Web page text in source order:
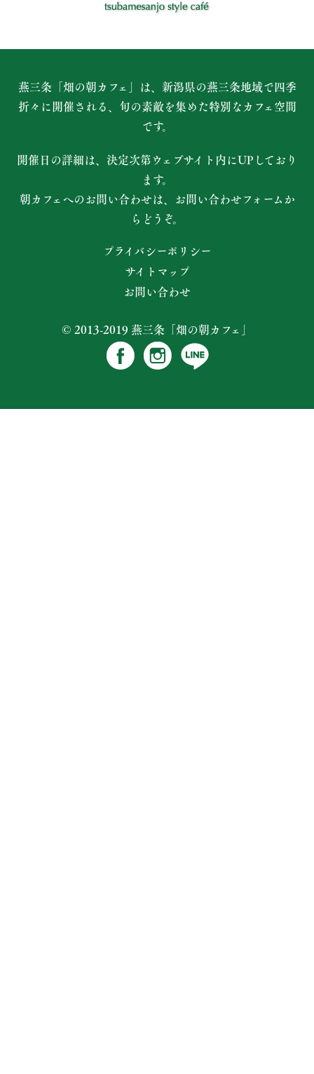
燕三条「畑の朝カフェ」は、新潟県の燕三条地域で四季
折々に開催される、 旬の素敵を集めた特別なカフェ空間
です。
開催日の詳細は、決定次第ウェブサイト内にUPしており
ます。
朝カフェへのお問い合わせは、お問い合わせフォームか
らどうぞ。
プライバシーポリシー
サイトマップ
お問い合わせ
© 2013-2019 燕三条「畑の朝カフェ」